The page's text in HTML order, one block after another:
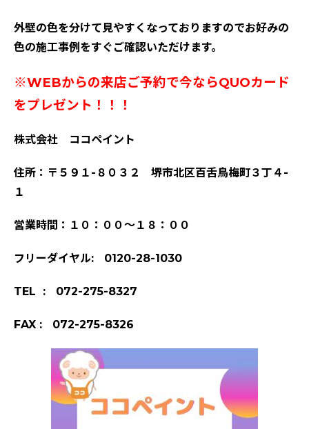
外壁の色を分けて見やすくなっておりますのでお好みの
色の施工事例をすぐご確認いただけます。
※WEBからの来店ご予約で今ならQUOカード
をプレゼント！！！
株式会社 ココペイント
住所：〒５９１-８０３２ 堺市北区百舌鳥梅町３丁４-
１
営業時間：１０：００～１８：００
フリーダイヤル: 0120-28-1030
TEL : 072-275-8327
FAX : 072-275-8326